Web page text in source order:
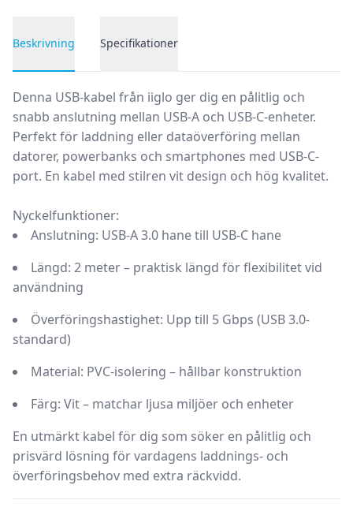
Beskrivning Specifikationer
Denna USB-kabel från iiglo ger dig en pålitlig och
snabb anslutning mellan USB-A och USB-C-enheter.
Perfekt för laddning eller dataöverföring mellan
datorer, powerbanks och smartphones med USB-C-
port. En kabel med stilren vit design och hög kvalitet.
Nyckelfunktioner:
Anslutning: USB-A 3.0 hane till USB-C hane
Längd: 2 meter – praktisk längd för flexibilitet vid
användning
Överföringshastighet: Upp till 5 Gbps (USB 3.0-
standard)
Material: PVC-isolering – hållbar konstruktion
Färg: Vit – matchar ljusa miljöer och enheter
En utmärkt kabel för dig som söker en pålitlig och
prisvärd lösning för vardagens laddnings- och
överföringsbehov med extra räckvidd.